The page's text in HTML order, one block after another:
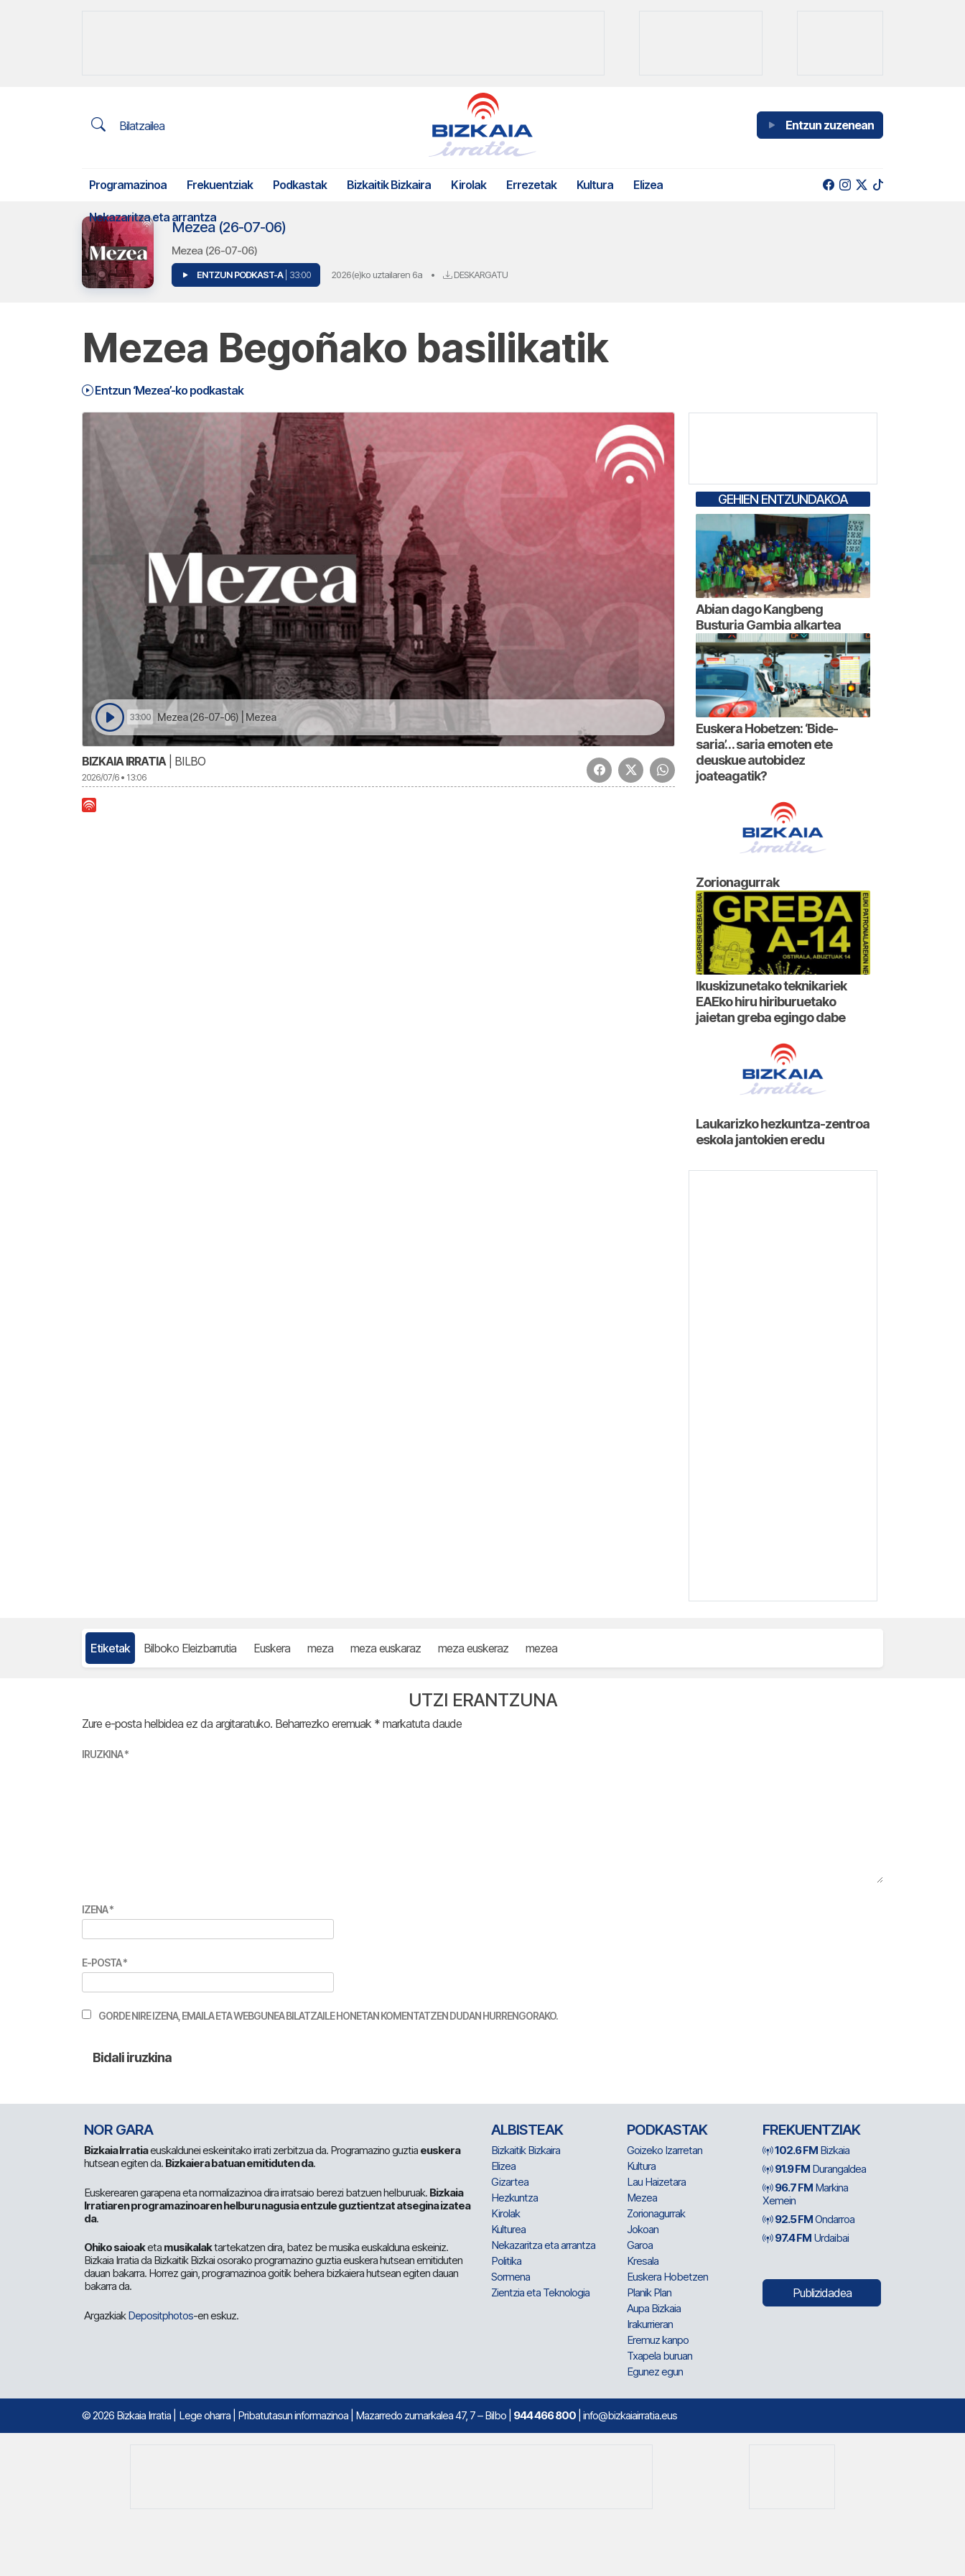
Bilatzailea Entzun zuzenean
Programazinoa Frekuentziak Podkastak Bizkaitik Bizkaira Kirolak Errezetak Kultura Elizea
Nekazaritza eta arrantza
Mezea (26-07-06)
Mezea (26-07-06)
ENTZUN PODKAST-A | 33:00 2026(e)ko uztailaren 6a • DESKARGATU
Mezea Begoñako basilikatik
Entzun ‘Mezea’-ko podkastak
33:00 Mezea (26-07-06) | Mezea
BIZKAIA IRRATIA| BILBO
2026/07/6 • 13:06
GEHIEN ENTZUNDAKOA
Abian dago Kangbeng
Busturia Gambia alkartea
Euskera Hobetzen: ‘Bide-
saria’… saria emoten ete
deuskue autobidez
joateagatik?
Zorionagurrak
Ikuskizunetako teknikariek
EAEko hiru hiriburuetako
jaietan greba egingo dabe
Laukarizko hezkuntza-zentroa
eskola jantokien eredu
Etiketak Bilboko Eleizbarrutia Euskera meza meza euskaraz meza euskeraz mezea
UTZI ERANTZUNA
Zure e-posta helbidea ez da argitaratuko. Beharrezko eremuak * markatuta daude
IRUZKINA*
IZENA*
E-POSTA*
GORDE NIRE IZENA, EMAILA ETA WEBGUNEA BILATZAILE HONETAN KOMENTATZEN DUDAN HURRENGORAKO.
NOR GARA
Bizkaia Irratiaeuskaldunei eskeinitako irrati zerbitzua da. Programazino guztia euskera
hutsean egiten da. Bizkaiera batuan emitiduten da.
Euskerearen garapena eta normalizazinoa dira irratsaio berezi batzuen helburuak. Bizkaia
Irratiaren programazinoaren helburu nagusia entzule guztientzat atsegina izatea
da.
Ohiko saioaketa musikalaktartekatzen dira, batez be musika euskalduna eskeiniz.
Bizkaia Irratia da Bizkaitik Bizkai osorako programazino guztia euskera hutsean emitiduten
dauan bakarra. Horrez gain, programazinoa goitik behera bizkaiera hutsean egiten dauan
bakarra da.
ArgazkiakDepositphotos-en eskuz.
ALBISTEAK
Bizkaitik Bizkaira
Elizea
Gizartea
Hezkuntza
Kirolak
Kulturea
Nekazaritza eta arrantza
Politika
Sormena
Zientzia eta Teknologia
PODKASTAK
Goizeko Izarretan
Kultura
Lau Haizetara
Mezea
Zorionagurrak
Jokoan
Garoa
Kresala
Euskera Hobetzen
Planik Plan
Aupa Bizkaia
Irakurrieran
Eremuz kanpo
Txapela buruan
Egunez egun
FREKUENTZIAK
102.6 FM Bizkaia
91.9 FM Durangaldea
96.7 FM Markina
Xemein
92.5 FMOndarroa
97.4 FM Urdaibai
Publizidadea
© 2026 Bizkaia Irratia Lege oharra Pribatutasun informazinoa | Mazarredo zumarkalea 47, 7 – Bilbo | 944 466 800 | info@bizkaiairratia.eus